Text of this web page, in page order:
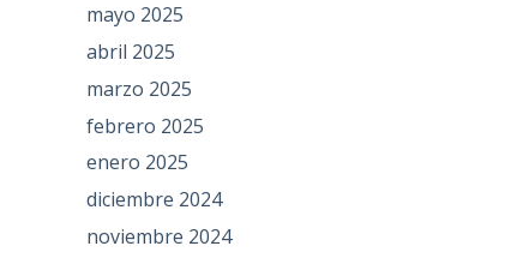
mayo 2025
abril 2025
marzo 2025
febrero 2025
enero 2025
diciembre 2024
noviembre 2024